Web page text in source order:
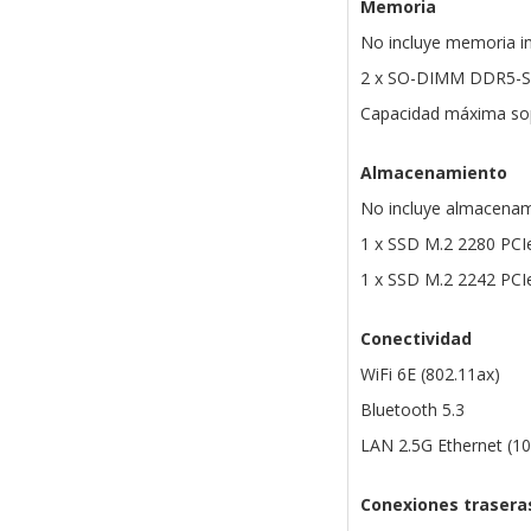
Memoria
No incluye memoria
2 x SO-DIMM DDR5-
Capacidad máxima
Almacenamiento
No incluye
1 x SSD M.2 2280
1 x SSD M.2 2242
Conectividad
WiFi 6E (802.11ax)
Bluetooth 5.3
LAN 2.5G Ethernet
Conexiones